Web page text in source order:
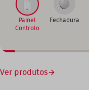
Painel
Controlo
Fechadura
Ver produtos